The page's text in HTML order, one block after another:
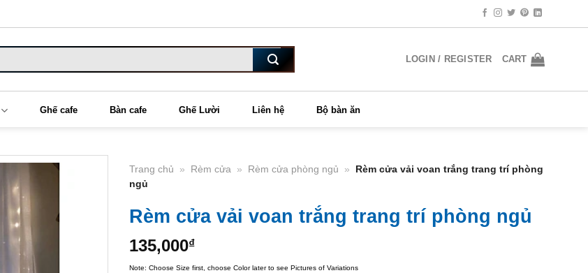
LOGIN / REGISTER CART
Ghế cafe Bàn cafe Ghế Lười Liên hệ Bộ bàn ăn
Trang chủ » Rèm cửa » Rèm cửa phòng ngủ »
Rèm cửa vải voan trắng trang trí phòng
ngủ
Rèm cửa vải voan trắng trang trí phòng ngủ
135,000₫
Note: Choose Size first, choose Color later to see Pictures of Variations